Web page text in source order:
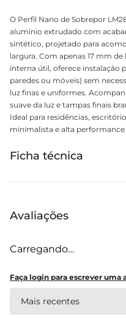
O Perfil Nano de Sobrepor
alumínio extrudado com
sintético, projetado para
largura. Com apenas 17 mm
interna útil, oferece instalação
paredes ou móveis) sem
luz finas e uniformes.
suave da luz e tampas finais
Ideal para residências,
minimalista e alta
Ficha técnica
Avaliações
Carregando…
Faça login para escrever uma
Mais recentes